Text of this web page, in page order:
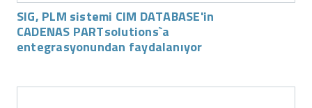
SIG, PLM sistemi CIM DATABASE'in
CADENAS PARTsolutions`a
entegrasyonundan faydalanıyor